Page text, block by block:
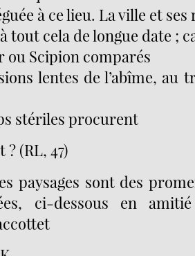
à ce lieu. La ville et
tout cela de longue date ;
ou Scipion comparés
lentes de l’abîme, au
stériles procurent
(RL, 47)
paysages sont des
ci-dessous en